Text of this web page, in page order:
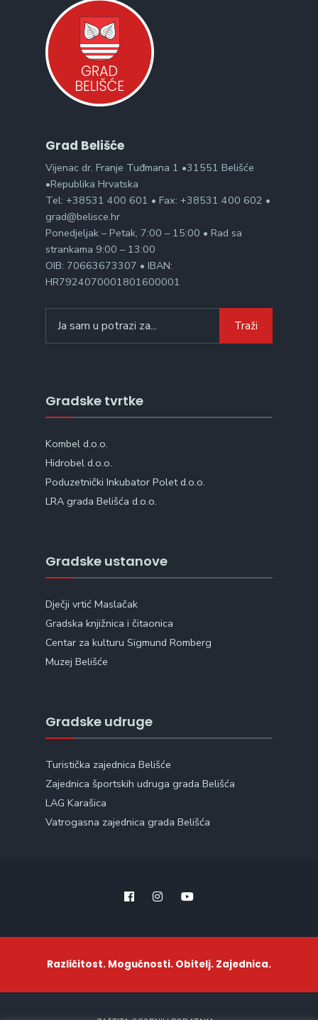
Grad Belišće
Vijenac dr. Franje Tuđmana 1 •31551 Belišće
•Republika Hrvatska
Tel: +38531 400 601 • Fax: +38531 400 602 •
grad@belisce.hr
Ponedjeljak – Petak, 7:00 – 15:00 • Rad sa
strankama 9:00 – 13:00
OIB: 70663673307 • IBAN:
HR7924070001801600001
for:
Traži
Gradske tvrtke
Kombel d.o.o.
Hidrobel d.o.o.
Poduzetnički Inkubator Polet d.o.o.
LRA grada Belišća d.o.o.
Gradske ustanove
Dječji vrtić Maslačak
Gradska knjižnica i čitaonica
Centar za kulturu Sigmund Romberg
Muzej Belišće
Gradske udruge
Turistička zajednica Belišće
Zajednica športskih udruga grada Belišća
LAG Karašica
Vatrogasna zajednica grada Belišća
Različitost. Mogućnosti. Obitelj. Zajednica.